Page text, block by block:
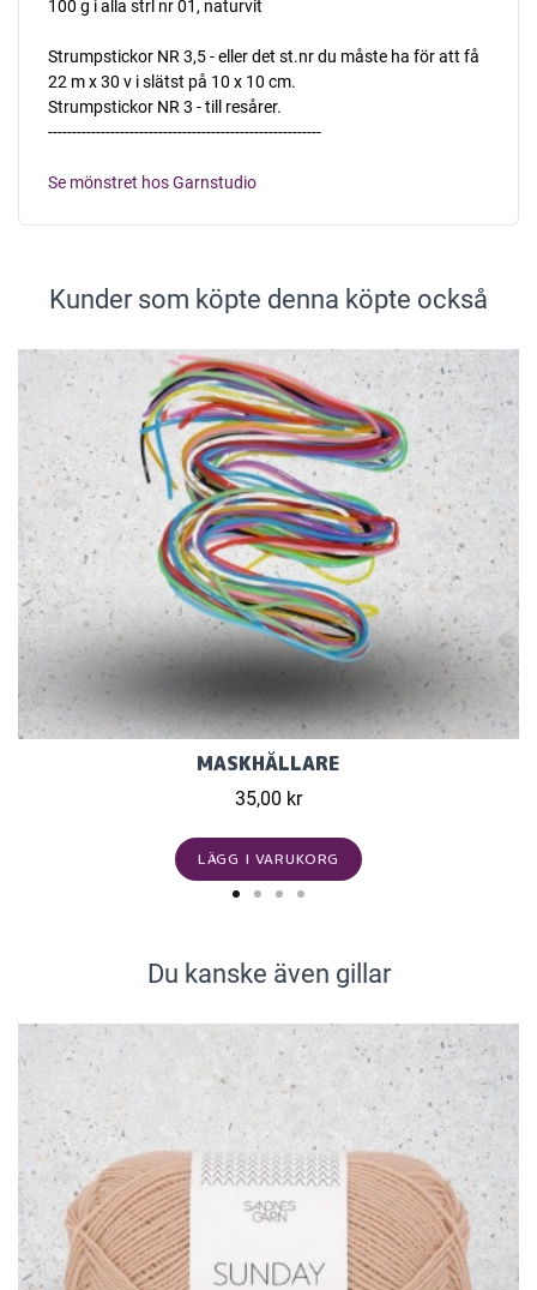
100 g i alla strl nr 01, naturvit
Strumpstickor NR 3,5 - eller det st.nr du måste ha för att få
22 m x 30 v i slätst på 10 x 10 cm.
Strumpstickor NR 3 - till resårer.
---------------------------------------------------------
Se mönstret hos Garnstudio
Kunder som köpte denna köpte också
MASKHÅLLARE
35,00 kr
LÄGG I VARUKORG
Du kanske även gillar